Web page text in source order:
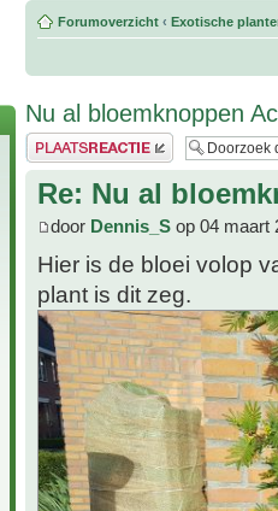
Forumoverzicht ‹ Exotische
Nu al bloemknoppen
Plaats een reactie
Re: Nu al
door Dennis_S op 04 maart
Hier is de bloei volop
plant is dit zeg.